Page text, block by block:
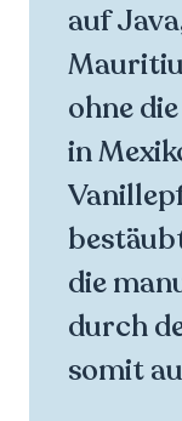
auf
ohne
in
die
durch
somit